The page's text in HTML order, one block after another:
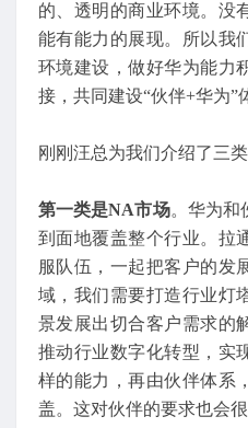
的、透明的商业环境。没
能有能力的展现。所以我
环境建设，做好华为能力
接，共同建设“伙伴+华为”
刚刚汪总为我们介绍了三类
第一类是NA市场。华为和
到面地覆盖整个行业。拉
服队伍，一起把客户的发
域，我们需要打造行业灯
景发展出切合客户需求的
推动行业数字化转型，实
样的能力，再由伙伴体系
盖。这对伙伴的要求也会很